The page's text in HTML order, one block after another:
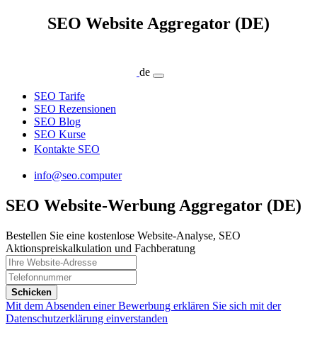
SEO Website Aggregator (DE)
de
SEO Tarife
SEO Rezensionen
SEO Blog
SEO Kurse
Kontakte SEO
info@seo.computer
SEO Website-Werbung Aggregator (DE)
Bestellen Sie eine kostenlose Website-Analyse, SEO
Aktionspreiskalkulation und Fachberatung
Schicken
Mit dem Absenden einer Bewerbung erklären Sie sich mit der
Datenschutzerklärung einverstanden